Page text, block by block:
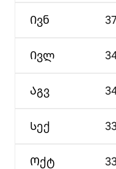
Ივნ
Ივლ
Აგვ
Სექ
Ოქტ